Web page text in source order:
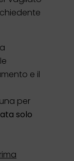
e il
per
solo